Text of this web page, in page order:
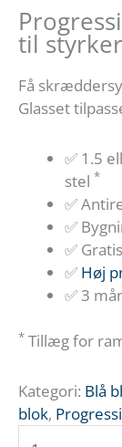
til
Få
Glasset
✅ 1.5
stel *
✅
✅
✅
✅ Høj
✅ 3
* Tillæg for
Kategori: Blå
blok,